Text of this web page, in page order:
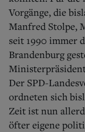
Vorgänge, die
Manfred Stolpe,
seit 1990 immer
Brandenburg
Der SPD-
ordneten sich
Zeit ist nun
öfter eigene